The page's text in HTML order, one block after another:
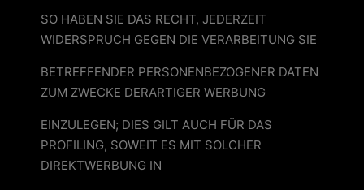
SO HABEN SIE DAS RECHT, JEDERZEIT
WIDERSPRUCH GEGEN DIE VERARBEITUNG SIE
BETREFFENDER PERSONENBEZOGENER DATEN
ZUM ZWECKE DERARTIGER WERBUNG
EINZULEGEN; DIES GILT AUCH FÜR DAS
PROFILING, SOWEIT ES MIT SOLCHER
DIREKTWERBUNG IN